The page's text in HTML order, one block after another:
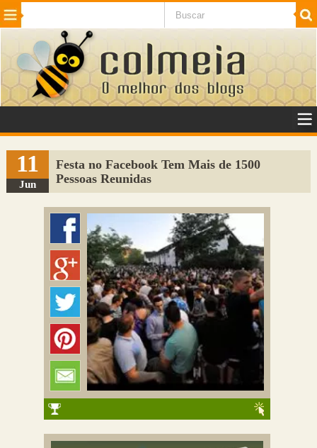
Beleza Cinema e TV
Internet Jogos NotÃ­cias SaÃºde
VeÃ­culos Adulto
Sugerir Link
Adicionar Blog
Colmeia Exchange
Perguntas Frequentes
11
Jun
Festa no Facebook Tem Mais de 1500
Pessoas Reunidas